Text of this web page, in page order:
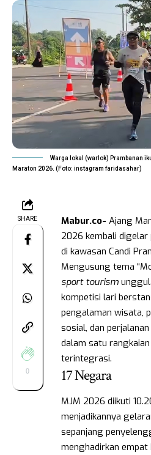
Warga lokal (warlok) Prambanan
Maraton 2026. (Foto: instagram faridasahar)
SHARE
0
Mabur.co- Ajang
2026 kembali digelar
di kawasan Candi
Mengusung tema
sport tourism
kompetisi lari
pengalaman wisata,
sosial, dan
dalam satu
terintegrasi.
17 Negara
MJM 2026 diikuti
menjadikannya
sepanjang
menghadirkan